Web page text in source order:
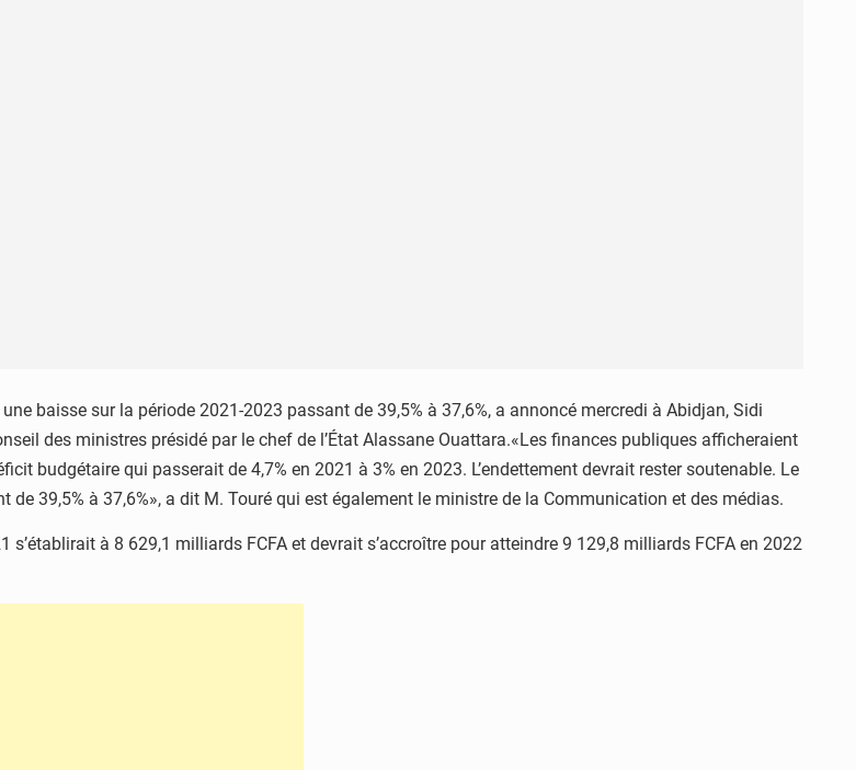
baisse sur la période 2021-2023 passant de 39,5% à 37,6%, a annoncé mercredi à Abidjan, Sidi
des ministres présidé par le chef de l’État Alassane Ouattara.«Les finances publiques afficheraient
budgétaire qui passerait de 4,7% en 2021 à 3% en 2023. L’endettement devrait rester soutenable. Le
39,5% à 37,6%», a dit M. Touré qui est également le ministre de la Communication et des médias.
à 8 629,1 milliards FCFA et devrait s’accroître pour atteindre 9 129,8 milliards FCFA en 2022